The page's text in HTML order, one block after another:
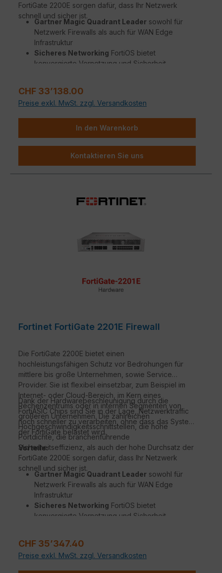
FortiGate 2200E sorgen dafür, dass Ihr Netzwerk
schnell und sicher ist.
Gartner Magic Quadrant Leader sowohl für
Netzwerk Firewalls als auch für WAN Edge
Infrastruktur
Sicheres Networking FortiOS bietet
konvergierte Vernetzung und Sicherheit
Sicherheit für Unternehmen
KI / ML-gestützten FortiGuard Dienstleistungen
jedes Edge jeder Größenordnung
Regulärer Preis:
CHF 33’138.00
Preise exkl. MwSt. zzgl. Versandkosten
In den Warenkorb
Kontaktieren Sie uns
Fortinet FortiGate 2201E Firewall
Die FortiGate 2200E bietet einen
hochleistungsfähigen Schutz vor Bedrohungen für
mittlere bis große Unternehmen, sowie Service
Provider. Sie ist flexibel einsetzbar, zum Beispiel im
Internet- oder Cloud-Bereich, im Kern eines
Rechenzentrums oder in internen Segmenten von
größeren Unternehmen. Die zahlreichen
Hochgeschwindigkeitsschnittstellen, die hohe
Portdichte, die branchenführende
Sicherheitseffizienz, als auch der hohe Durchsatz der
FortiGate 2200E sorgen dafür, dass Ihr Netzwerk
schnell und sicher ist.
Dank der Hardwarebeschleunigung durch die
FortiASIC Chips sind Sie in der Lage, Netzwerktraffic
noch schneller zu verarbeiten, ohne dass das System
der FortiGate belastet wird.
Vorteile:
Gartner Magic Quadrant Leader sowohl für
Netzwerk Firewalls als auch für WAN Edge
Infrastruktur
Sicheres Networking FortiOS bietet
konvergierte Vernetzung und Sicherheit
Sicherheit für Unternehmen
KI / ML-gestützten FortiGuard Dienstleistungen
Regulärer Preis:
CHF 35’347.40
Preise exkl. MwSt. zzgl. Versandkosten